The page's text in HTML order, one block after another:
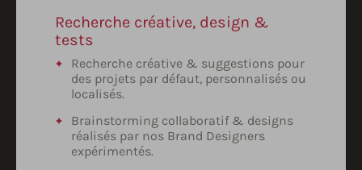
Recherche créative, design &
tests
Recherche créative & suggestions pour
des projets par défaut, personnalisés ou
localisés.
Brainstorming collaboratif & designs
réalisés par nos Brand Designers
expérimentés.